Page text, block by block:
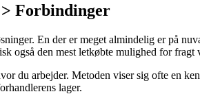
Forbindinger
En der er meget almindelig er på
også den mest letkøbte mulighed for
du arbejder. Metoden viser sig ofte en
lager.